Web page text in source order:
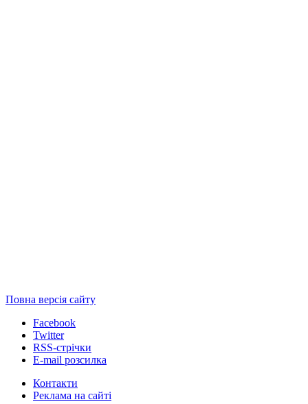
Повна версія сайту
Facebook
Twitter
RSS-стрічки
E-mail розсилка
Контакти
Реклама на сайті